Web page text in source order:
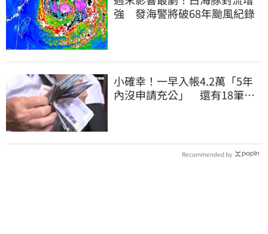
強 發海警將破68年颱風紀錄
小確幸！一早入帳4.2萬「5年
內沒申請充公」 還有18筆錢
Recommended by